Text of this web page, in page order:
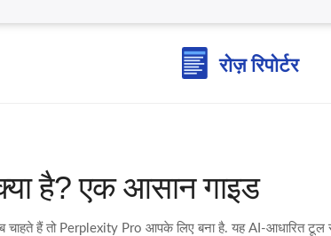
है? एक आसान गाइड
चाहते हैं तो Perplexity Pro आपके लिए बना है. यह AI‑आधारित टूल